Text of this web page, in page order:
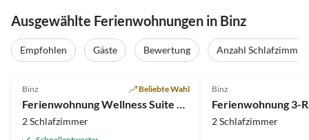
Ausgewählte Ferienwohnungen in Binz
Empfohlen Gäste Bewertung Anzahl Schlafzimmer
Binz Beliebte Wahl
2 Schlafzimmer
Binz
2 Schlafzimmer